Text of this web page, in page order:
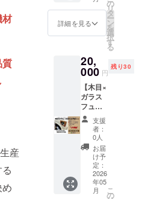
材
質
産
設定し
ます
が、生
が順調
に進ん
だ場
合、で
きる限
り早め
にお届
けでき
るよう
努めて
まいり
ます。
証で
す。 ※
お届け
設定し
ており
ます
が、生
産体制
の整備
が順調
に進ん
だ場
合、で
きる限
り早め
にお届
けでき
るよう
《1年間
の塗装
保証》
常は1カ
月／万
色落
ち・剥
がれに
安心対
応） こ
れは、
品質へ
の自信
と、支
援者さ
まへの
感謝の
応 ・新
品素材
に塗装
つ個体
差あり
（木目
の表情
にこだ
わって
いま
す）
［特別
保証］
本リ
ターン
限定で
《1年間
の塗装
詳細を見る
の
リ
タ
ー
ン
を
選
択
す
る
20,
000 円
残り30
【木目×
ガラス
フュー
エル
リッド
バー】
［仕
様］ ・
ガソリ
ンタン
クカ
支援
者：
0人
お届
け予
定：
2026
年05
月
こ
の